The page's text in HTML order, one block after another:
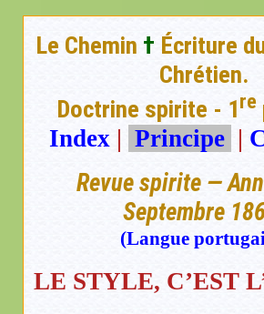
Le Chemin † Écriture
Chrétien.
Doctrine spirite - 1re
Index | Principe |
Revue spirite —
Septembre
(Langue
LE STYLE, C’EST